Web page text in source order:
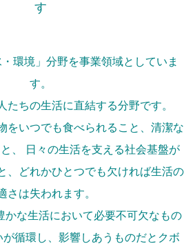
す
環境」分野を事業領域としていま
す。
たちの生活に直結する分野です。
をいつでも食べられること、清潔な
、
日々の生活を支える社会基盤が
、どれかひとつでも欠ければ生活の
さは失われます。
かな生活において必要不可欠なもの
が循環し、影響しあうものだとクボ